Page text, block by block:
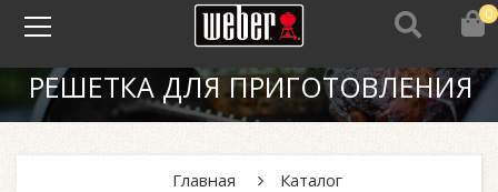
0
РЕШЕТКА ДЛЯ ПРИГОТОВЛЕНИЯ
Главная Каталог